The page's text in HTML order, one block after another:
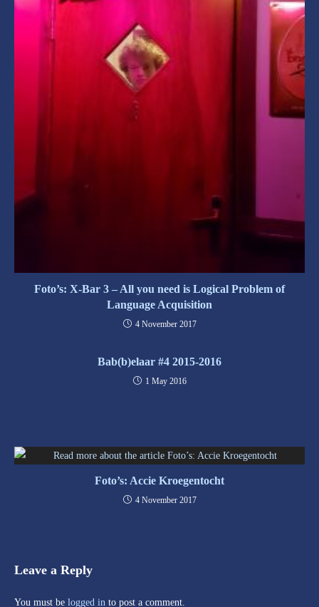
Foto’s: X-Bar 3 – All you need is Logical Problem of
Language Acquisition
4 November 2017
Bab(b)elaar #4 2015-2016
1 May 2016
Foto’s: Accie Kroegentocht
4 November 2017
Leave a Reply
You must be logged in to post a comment.